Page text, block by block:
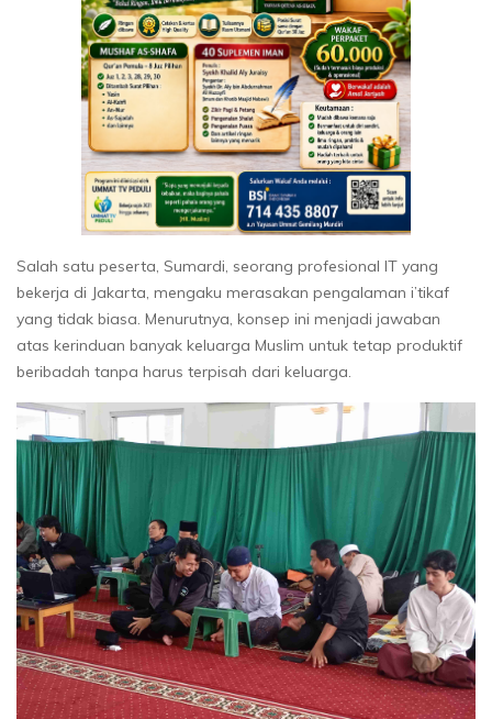
Salah satu peserta, Sumardi, seorang profesional IT yang
bekerja di Jakarta, mengaku merasakan pengalaman i’tikaf
yang tidak biasa. Menurutnya, konsep ini menjadi jawaban
atas kerinduan banyak keluarga Muslim untuk tetap produktif
beribadah tanpa harus terpisah dari keluarga.